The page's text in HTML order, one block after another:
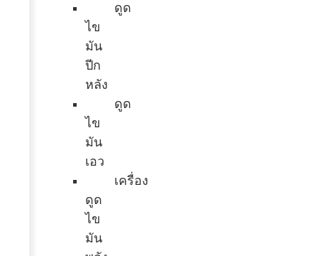
ดูด
ไข
มัน
ปีก
หลัง
ดูด
ไข
มัน
เอว
เครื่อง
ดูด
ไข
มัน